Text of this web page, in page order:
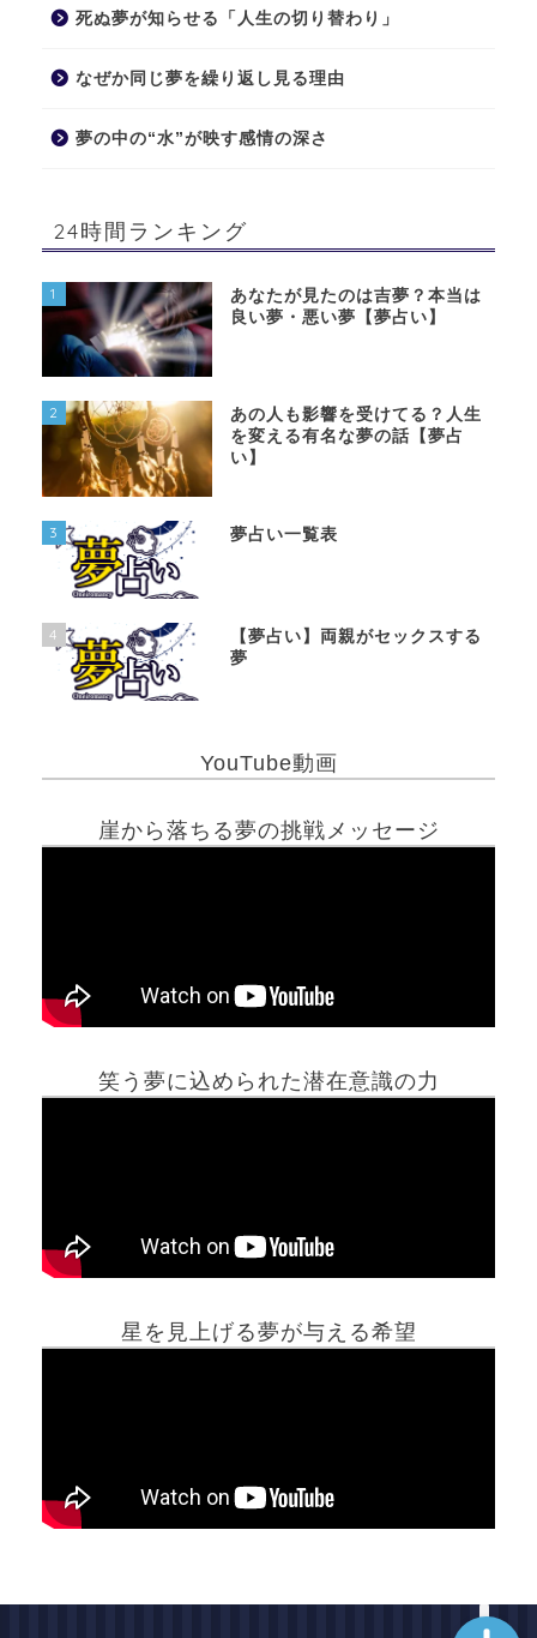
死ぬ夢が知らせる「人生の切り替わり」
なぜか同じ夢を繰り返し見る理由
夢の中の“水”が映す感情の深さ
24時間ランキング
1
あなたが見たのは吉夢？本当は
良い夢・悪い夢【夢占い】
2
あの人も影響を受けてる？人生
を変える有名な夢の話【夢占
い】
3 夢占い一覧表
4
【夢占い】両親がセックスする
夢
YouTube動画
崖から落ちる夢の挑戦メッセージ
笑う夢に込められた潜在意識の力
星を見上げる夢が与える希望
ホーム
最新記事動画